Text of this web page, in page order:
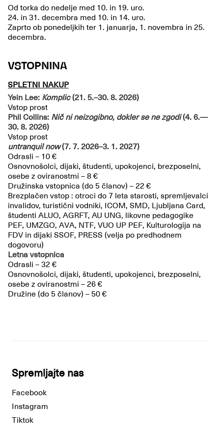
Od torka do nedelje med 10. in 19. uro.
24. in 31. decembra med 10. in 14. uro.
Zaprto ob ponedeljkih ter 1. januarja, 1. novembra in 25.
decembra.
VSTOPNINA
SPLETNI NAKUP
Yein Lee: Komplic(21. 5.–30. 8. 2026)
Vstop prost
Phil Collins: Nič ni neizogibno, dokler se ne zgodi(4. 6.—
30. 8. 2026)
Vstop prost
untranquil now(7. 7. 2026–3. 1. 2027)
Odrasli – 10 €
Osnovnošolci, dijaki, študenti, upokojenci, brezposelni,
osebe z oviranostmi – 8 €
Družinska vstopnica (do 5 članov) – 22 €
Brezplačen vstop : otroci do 7 leta starosti, spremljevalci
invalidov, turistični vodniki, ICOM, SMD, Ljubljana Card,
študenti ALUO, AGRFT, AU UNG, likovne pedagogike
PEF, UMZGO, AVA, NTF, VUO UP PEF, Kulturologija na
FDV in dijaki SSOF, PRESS (velja po predhodnem
dogovoru)
Letna vstopnica
Odrasli – 32 €
Osnovnošolci, dijaki, študenti, upokojenci, brezposelni,
osebe z oviranostmi – 26 €
Družine (do 5 članov) – 50 €
Spremljajte nas
Facebook
Instagram
Tiktok